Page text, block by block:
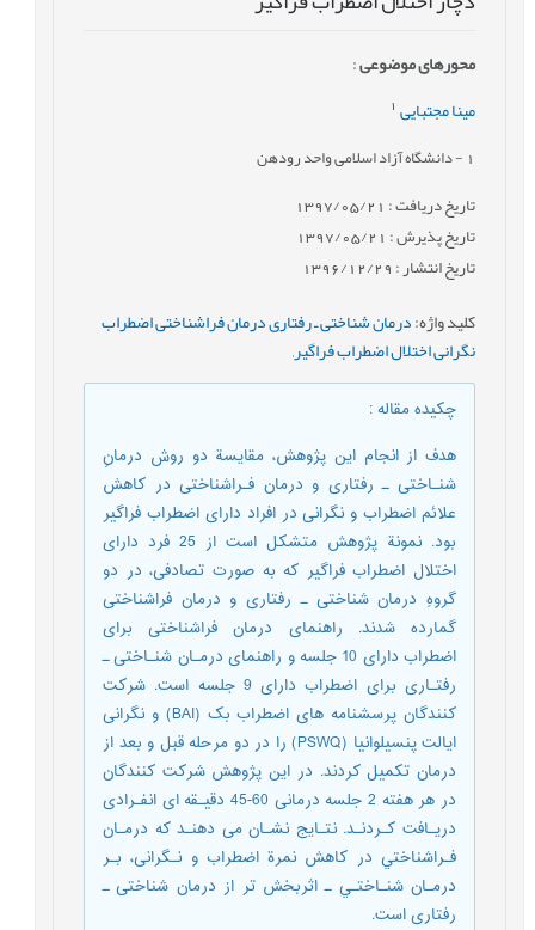
محورهای موضوعی:
مینا مجتبایی
- دانشگاه آزاد اسلامی واحد رودهن
تاریخ دریافت : 1397/05/21
تاریخ پذیرش : 1397/05/21
تاریخ انتشار : 1396/12/29
کلید واژه:درمان شناختی ـ رفتاری درمان فراشناختی اضطراب
نگرانی اختلال اضطراب فراگیر,
چکیده مقاله:
هدف از انجام این پژوهش، مقایسة دو روش درمانِ
شنـاختی ـ رفتاری و درمان فـراشناختی در کاهش
علائم اضطراب و نگرانی در افراد دارای اضطراب فراگیر
بود. نمونة پژوهش متشکل است از 25 فرد دارای
اختلال اضطراب فراگیر که به صورت تصادفی، در دو
گروهِ درمان شناختی ـ رفتاری و درمان فراشناختی
گمارده شدند. راهنمای درمان فراشناختی برای
اضطراب دارای 10 جلسه و راهنمای درمـان شنـاختی ـ
رفتـاری برای اضطراب دارای 9 جلسه است. شرکت
کنندگان پرسشنامه های اضطراب بک (BAI) و نگرانی
ایالت پنسیلوانیا (PSWQ) را در دو مرحله قبل و بعد از
درمان تکمیل کردند. در این پژوهش شرکت کنندگان
در هر هفته 2 جلسه درمانی 60-45 دقیـقه ای انفـرادی
دریـافت کـردنـد. نتـایج نشـان می دهنـد كه درمـان
فـراشناختي در كاهش نمرة اضطراب و نـگرانی، بـر
درمـان شنـاختـي ـ اثربخش تر از درمان شناختی ـ
رفتاری است.